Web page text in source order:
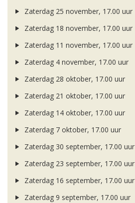
Zaterdag 25 november, 17.00 uur
Zaterdag 18 november, 17.00 uur
Zaterdag 11 november, 17.00 uur
Zaterdag 4 november, 17.00 uur
Zaterdag 28 oktober, 17.00 uur
Zaterdag 21 oktober, 17.00 uur
Zaterdag 14 oktober, 17.00 uur
Zaterdag 7 oktober, 17.00 uur
Zaterdag 30 september, 17.00 uur
Zaterdag 23 september, 17.00 uur
Zaterdag 16 september, 17.00 uur
Zaterdag 9 september, 17.00 uur